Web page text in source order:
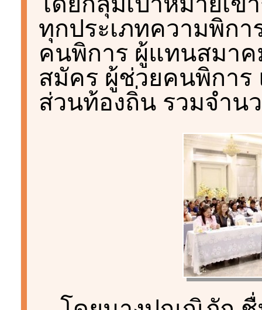
ทุกประเภทความพิก
คนพิการ ผู้แทนสมา
สมัคร ผู้ช่วยคนพิการ
ส่วนท้องถิ่น รวมจำน